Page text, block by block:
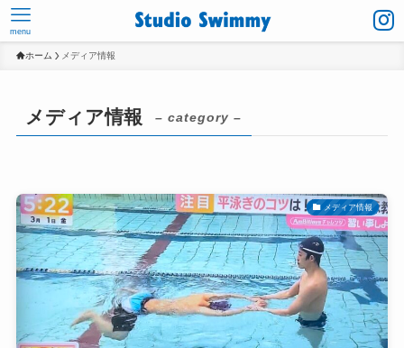
menu
ホーム メディア情報
メディア情報 – category –
メディア情報